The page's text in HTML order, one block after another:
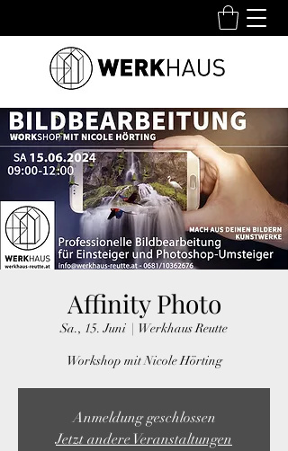
Affinity Photo
Sa., 15. Juni
  |
Werkhaus Reutte
Workshop mit Nicole Hörting
Anmeldung geschlossen
Jetzt andere Veranstaltungen